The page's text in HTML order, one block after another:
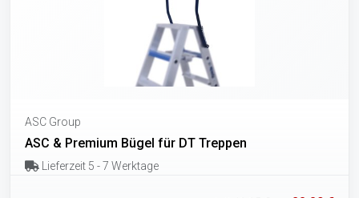
ASC Group
ASC & Premium Bügel für DT Treppen
Lieferzeit 5 - 7 Werktage